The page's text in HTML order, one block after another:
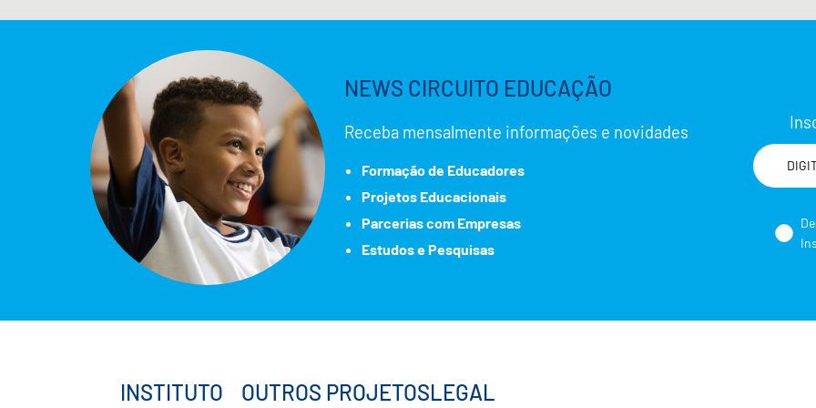
NEWS CIRCUITO EDUCAÇÃO
Receba mensalmente informações e novidades
Formação de Educadores
Projetos Educacionais
Parcerias com Empresas
Estudos e Pesquisas
INSTITUTO OUTROS PROJETOSLEGAL